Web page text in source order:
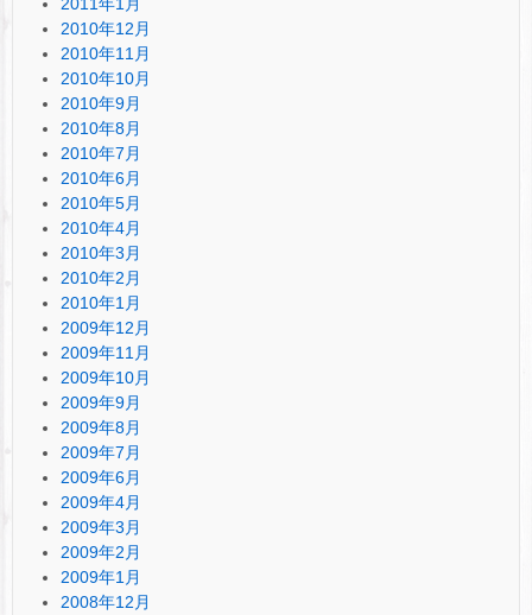
2010年12月
2010年11月
2010年10月
2010年9月
2010年8月
2010年7月
2010年6月
2010年5月
2010年4月
2010年3月
2010年2月
2010年1月
2009年12月
2009年11月
2009年10月
2009年9月
2009年8月
2009年7月
2009年6月
2009年4月
2009年3月
2009年2月
2009年1月
2008年12月